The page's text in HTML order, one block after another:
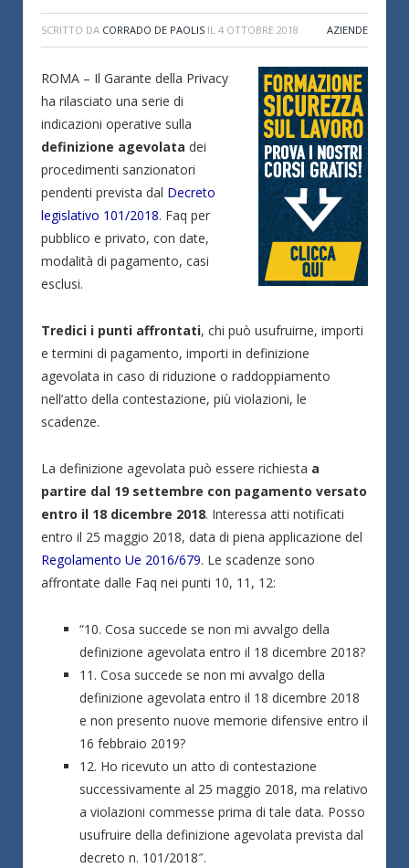
SCRITTO DA CORRADO DE PAOLIS IL 4 OTTOBRE 2018 AZIENDE
ROMA – Il Garante della Privacy
ha rilasciato una serie di
indicazioni operative sulla
definizione agevolata dei
procedimenti sanzionatori
pendenti prevista dal Decreto
legislativo 101/2018. Faq per
pubblico e privato, con date,
modalità di pagamento, casi
esclusi.
Tredici i punti affrontati, chi può usufruirne, importi
e termini di pagamento, importi in definizione
agevolata in caso di riduzione o raddoppiamento
nell’atto della contestazione, più violazioni, le
scadenze.
La definizione agevolata può essere richiesta a
partire dal 19 settembre con pagamento versato
entro il 18 dicembre 2018. Interessa atti notificati
entro il 25 maggio 2018, data di piena applicazione del
Regolamento Ue 2016/679. Le scadenze sono
affrontate dalle Faq nei punti 10, 11, 12:
“10. Cosa succede se non mi avvalgo della
definizione agevolata entro il 18 dicembre 2018?
11. Cosa succede se non mi avvalgo della
definizione agevolata entro il 18 dicembre 2018
e non presento nuove memorie difensive entro il
16 febbraio 2019?
12. Ho ricevuto un atto di contestazione
successivamente al 25 maggio 2018, ma relativo
a violazioni commesse prima di tale data. Posso
usufruire della definizione agevolata prevista dal
decreto n. 101/2018″.